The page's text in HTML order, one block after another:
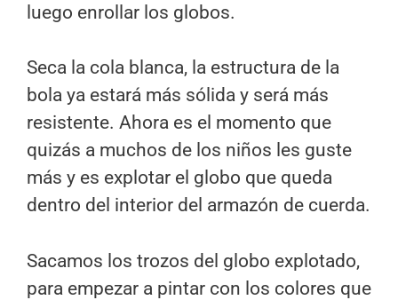
luego enrollar los globos.
Seca la cola blanca, la estructura de la
bola ya estará más sólida y será más
resistente. Ahora es el momento que
quizás a muchos de los niños les guste
más y es explotar el globo que queda
dentro del interior del armazón de cuerda.
Sacamos los trozos del globo explotado,
para empezar a pintar con los colores que